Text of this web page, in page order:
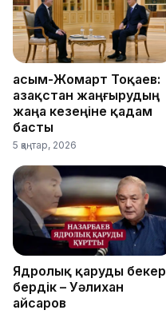
Қасым-Жомарт Тоқаев:
Қазақстан жаңғырудың
жаңа кезеңіне қадам
басты
5 қаңтар, 2026
Ядролық қаруды бекер
бердік – Уәлихан
Қайсаров